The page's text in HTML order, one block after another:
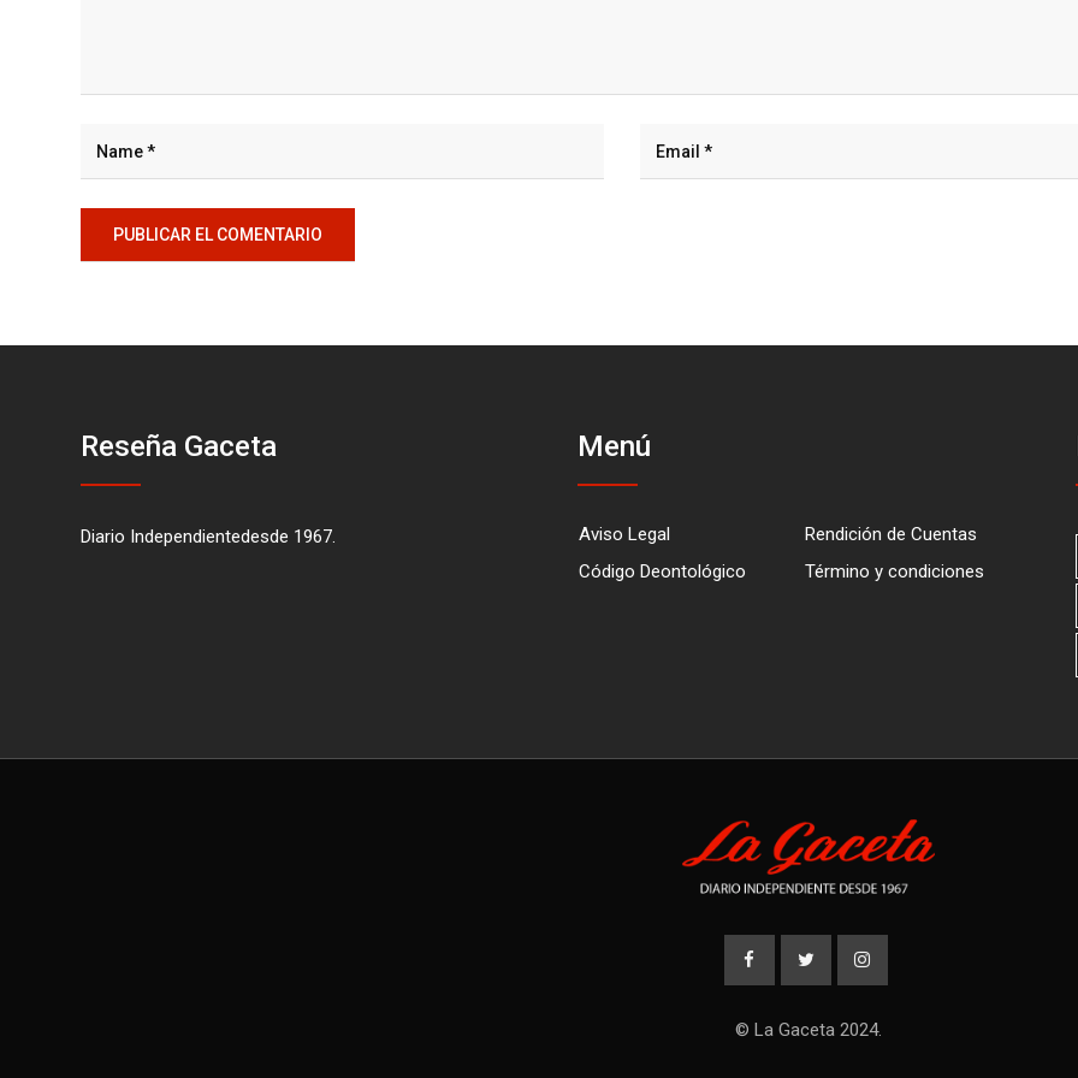
Reseña Gaceta
Diario Independientedesde 1967.
Menú
Aviso Legal
Rendición de Cuentas
Código Deontológico
Término y condiciones
© La Gaceta 2024.